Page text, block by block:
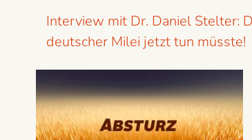
Interview mit Dr. Daniel Stelter:
deutscher Milei jetzt tun müsste!